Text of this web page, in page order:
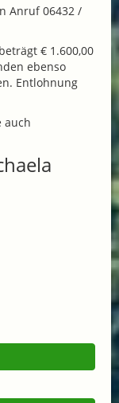
Anruf 06432 /
€ 1.600,00
ebenso
Entlohnung
auch